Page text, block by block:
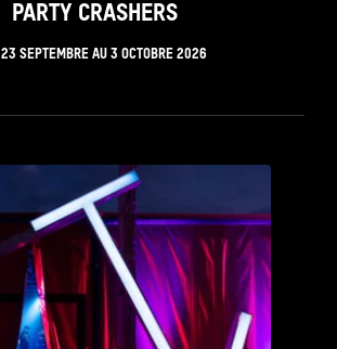
PARTY CRASHERS
23 SEPTEMBREAU 3 OCTOBRE 2026